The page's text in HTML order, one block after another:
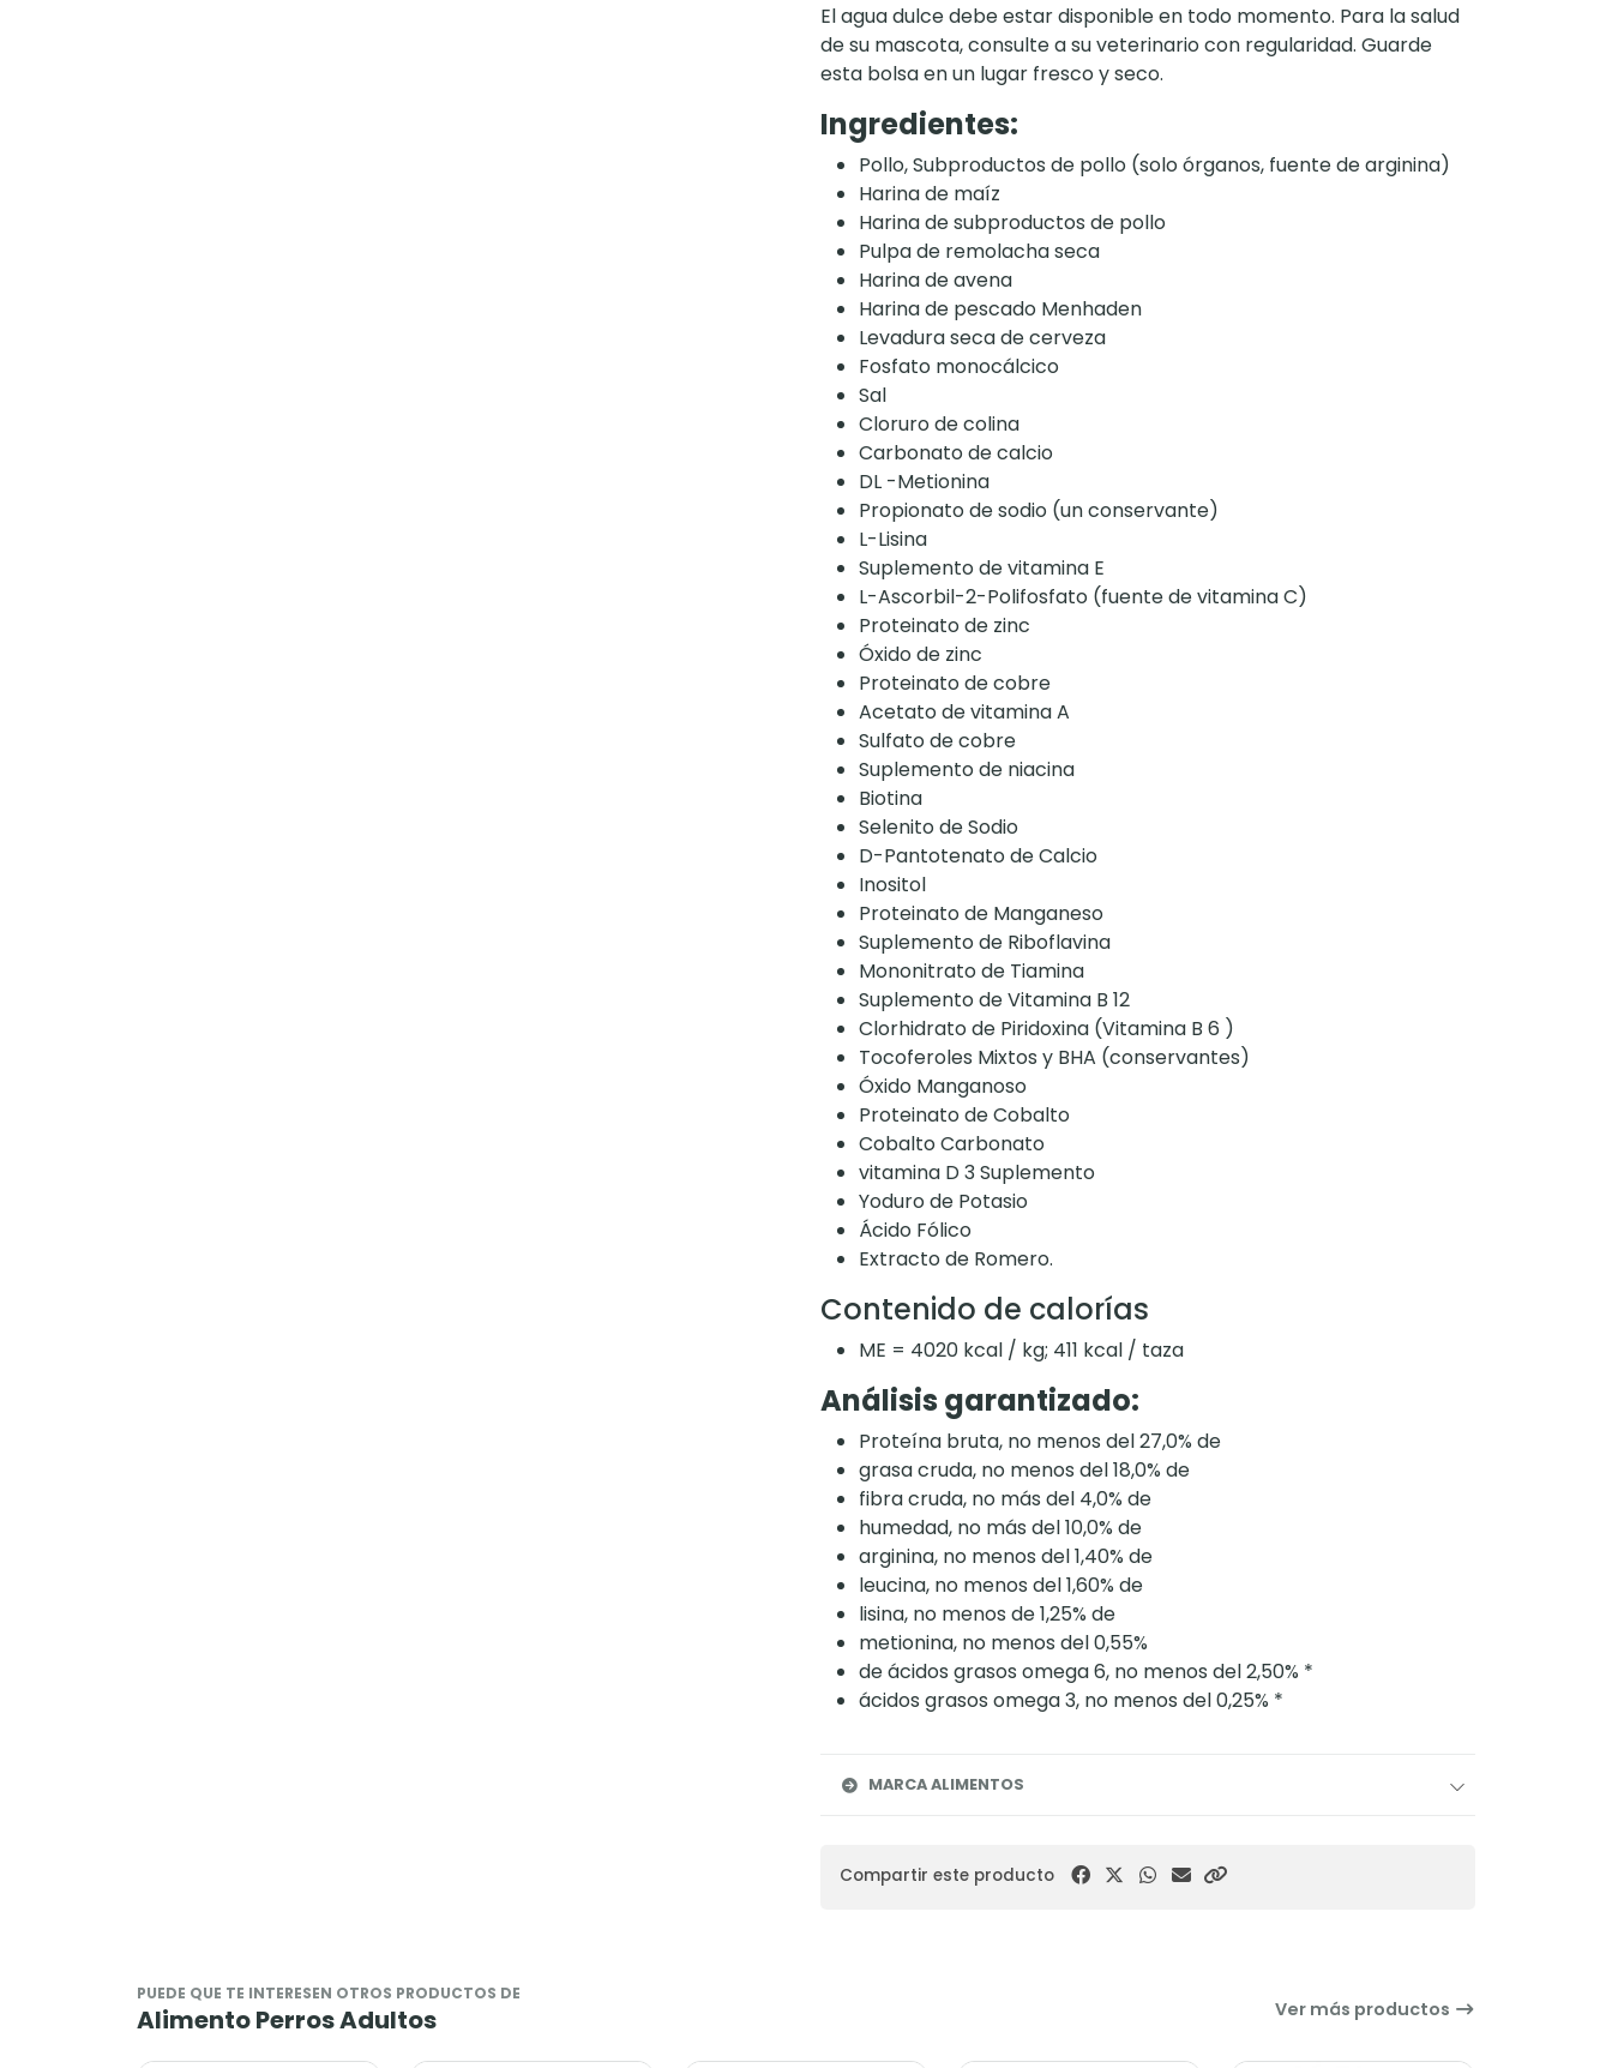
El agua dulce debe estar disponible en todo momento. Para la salud
de su mascota, consulte a su veterinario con regularidad. Guarde
esta bolsa en un lugar fresco y seco.
Ingredientes:
Pollo, Subproductos de pollo (solo órganos, fuente de arginina)
Harina de maíz
Harina de subproductos de pollo
Pulpa de remolacha seca
Harina de avena
Harina de pescado Menhaden
Levadura seca de cerveza
Fosfato monocálcico
Sal
Cloruro de colina
Carbonato de calcio
DL -Metionina
Propionato de sodio (un conservante)
L-Lisina
Suplemento de vitamina E
L-Ascorbil-2-Polifosfato (fuente de vitamina C)
Proteinato de zinc
Óxido de zinc
Proteinato de cobre
Acetato de vitamina A
Sulfato de cobre
Suplemento de niacina
Biotina
Selenito de Sodio
D-Pantotenato de Calcio
Inositol
Proteinato de Manganeso
Suplemento de Riboflavina
Mononitrato de Tiamina
Suplemento de Vitamina B 12
Clorhidrato de Piridoxina (Vitamina B 6 )
Tocoferoles Mixtos y BHA (conservantes)
Óxido Manganoso
Proteinato de Cobalto
Cobalto Carbonato
vitamina D 3 Suplemento
Yoduro de Potasio
Ácido Fólico
Extracto de Romero.
Contenido de calorías
ME = 4020 kcal / kg; 411 kcal / taza
Análisis garantizado:
Proteína bruta, no menos del 27,0% de
grasa cruda, no menos del 18,0% de
fibra cruda, no más del 4,0% de
humedad, no más del 10,0% de
arginina, no menos del 1,40% de
leucina, no menos del 1,60% de
lisina, no menos de 1,25% de
metionina, no menos del 0,55%
de ácidos grasos omega 6, no menos del 2,50% *
ácidos grasos omega 3, no menos del 0,25% *
MARCA ALIMENTOS
Compartir este producto
PUEDE QUE TE INTERESEN OTROS PRODUCTOS DE
Alimento Perros Adultos Ver más productos